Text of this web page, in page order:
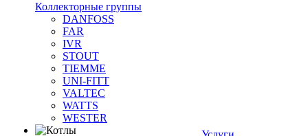
Коллекторные группы
DANFOSS
FAR
IVR
STOUT
TIEMME
UNI-FITT
VALTEC
WATTS
WESTER